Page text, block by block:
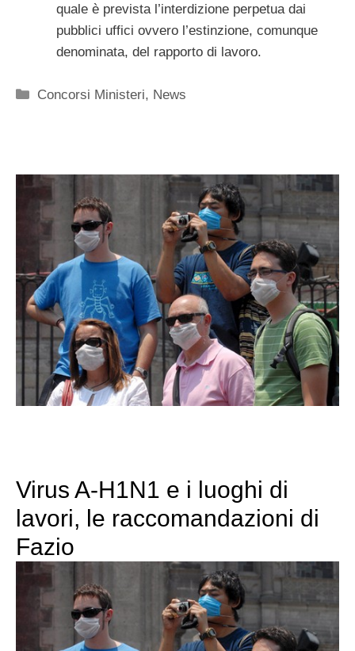
quale è prevista l’interdizione perpetua dai
pubblici uffici ovvero l’estinzione, comunque
denominata, del rapporto di lavoro.
Categorie
Concorsi Ministeri, News
Virus A-H1N1 e i luoghi di
lavori, le raccomandazioni di
Fazio